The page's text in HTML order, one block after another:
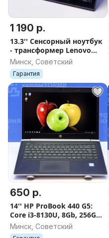
1 190 р.
13.3'' Сенсорный ноутбук
- трансформер Lenovo
ThinkPad L380 Yoga: i7
8550U, 8Gb, 256Gb SSD.
Гарантия
Минск, Советский
Гарантия
650 р.
14'' HP ProBook 440 G5:
Core i3-8130U, 8Gb, 256Gb
SSD. Гарантия
Минск, Советский